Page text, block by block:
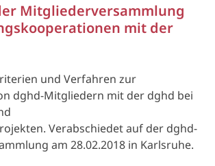
Mitgliederversammlung
mit der
und Verfahren zur
dghd-Mitgliedern mit der dghd bei
Verabschiedet auf der dghd-
am 28.02.2018 in Karlsruhe.